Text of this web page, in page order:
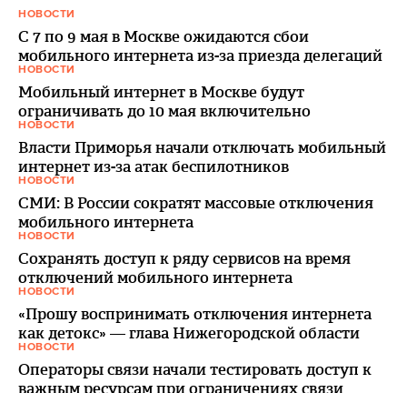
НОВОСТИ
С 7 по 9 мая в Москве ожидаются сбои
мобильного интернета из-за приезда делегаций
НОВОСТИ
Мобильный интернет в Москве будут
ограничивать до 10 мая включительно
НОВОСТИ
Власти Приморья начали отключать мобильный
интернет из-за атак беспилотников
НОВОСТИ
СМИ: В России сократят массовые отключения
мобильного интернета
НОВОСТИ
Сохранять доступ к ряду сервисов на время
отключений мобильного интернета
НОВОСТИ
«Прошу воспринимать отключения интернета
как детокс» — глава Нижегородской области
НОВОСТИ
Операторы связи начали тестировать доступ к
важным ресурсам при ограничениях связи